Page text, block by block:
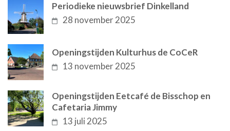
Periodieke nieuwsbrief Dinkelland
28 november 2025
Openingstijden Kulturhus de CoCeR
13 november 2025
Openingstijden Eetcafé de Bisschop en
Cafetaria Jimmy
13 juli 2025